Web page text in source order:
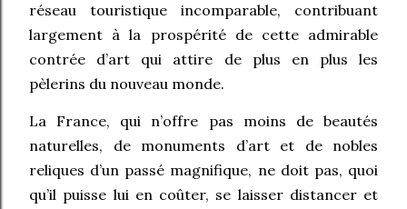
réseau touristique incomparable, contribuant
largement à la prospérité de cette admirable
contrée d’art qui attire de plus en plus les
pèlerins du nouveau monde.
La France, qui n’offre pas moins de beautés
naturelles, de monuments d’art et de nobles
reliques d’un passé magnifique, ne doit pas, quoi
qu’il puisse lui en coûter, se laisser distancer et